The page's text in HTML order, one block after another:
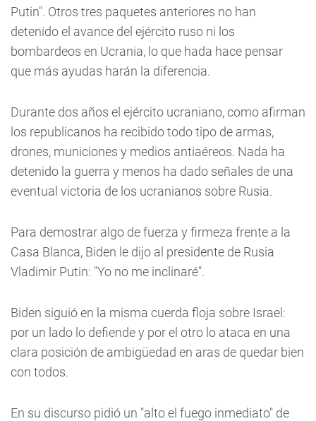
Putin". Otros tres paquetes anteriores no han
detenido el avance del ejército ruso ni los
bombardeos en Ucrania, lo que hada hace pensar
que más ayudas harán la diferencia.
Durante dos años el ejército ucraniano, como afirman
los republicanos ha recibido todo tipo de armas,
drones, municiones y medios antiaéreos. Nada ha
detenido la guerra y menos ha dado señales de una
eventual victoria de los ucranianos sobre Rusia.
Para demostrar algo de fuerza y firmeza frente a la
Casa Blanca, Biden le dijo al presidente de Rusia
Vladimir Putin: "Yo no me inclinaré".
Biden siguió en la misma cuerda floja sobre Israel:
por un lado lo defiende y por el otro lo ataca en una
clara posición de ambigüedad en aras de quedar bien
con todos.
En su discurso pidió un "alto el fuego inmediato" de